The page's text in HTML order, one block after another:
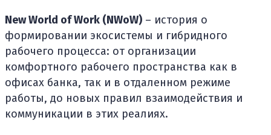
New World of Work (NWoW) – история о
формировании экосистемы и гибридного
рабочего процесса: от организации
комфортного рабочего пространства как в
офисах банка, так и в отдаленном режиме
работы, до новых правил взаимодействия и
коммуникации в этих реалиях.